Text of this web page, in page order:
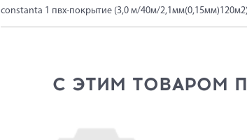
constanta 1 пвх-покрытие (3,0 м/40м/
С ЭТИМ ТОВАРОМ